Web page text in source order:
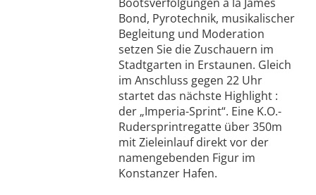
Bond, Pyrotechnik, musikalischer
Begleitung und Moderation
setzen Sie die Zuschauern im
Stadtgarten in Erstaunen. Gleich
im Anschluss gegen 22 Uhr
startet das nächste Highlight :
der „Imperia-Sprint“. Eine K.O.-
Rudersprintregatte über 350m
mit Zieleinlauf direkt vor der
namengebenden Figur im
Konstanzer Hafen.